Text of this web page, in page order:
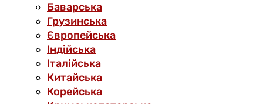
Баварська
Грузинська
Європейська
Індійська
Італійська
Китайська
Корейська